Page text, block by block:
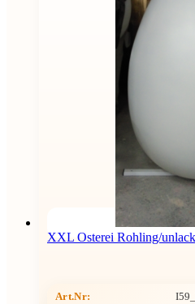
XXL Osterei Rohling/
Art.Nr: